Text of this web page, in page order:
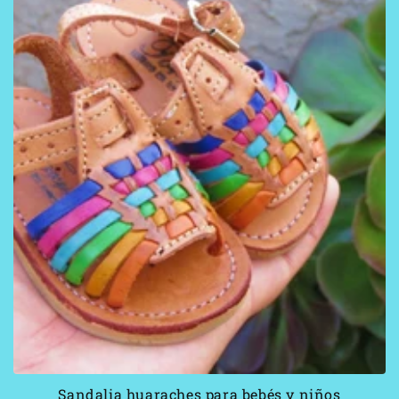
Sandalia huaraches para bebés y niños